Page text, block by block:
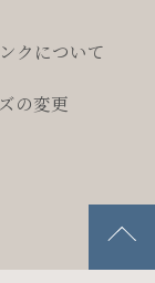
クについて
の変更